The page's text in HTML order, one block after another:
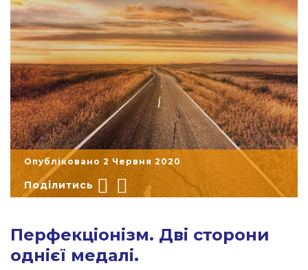
Опубліковано 2 Червня 2020
Поділитись
Перфекціонізм. Дві сторони
однієї медалі.